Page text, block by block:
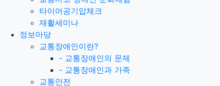
타이어공기압체크
재활세미나
정보마당
교통장애인이란?
- 교통장애인의 문제
- 교통장애인과 가족
교통안전